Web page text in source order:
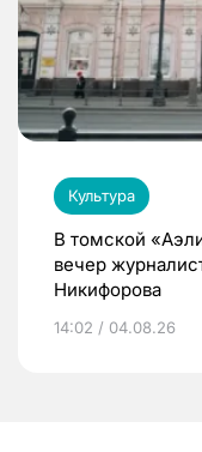
Культура
В томской
вечер
Никифорова
14:02 / 04.08.26